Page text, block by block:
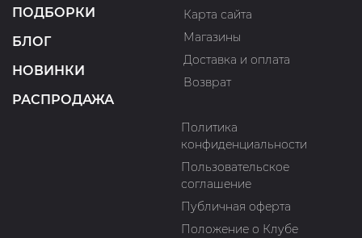
ПОДБОРКИ
БЛОГ
НОВИНКИ
РАСПРОДАЖА
Карта сайта
Магазины
Доставка и оплата
Возврат
Политика
конфиденциальности
Пользовательское
соглашение
Публичная оферта
Положение о Клубе